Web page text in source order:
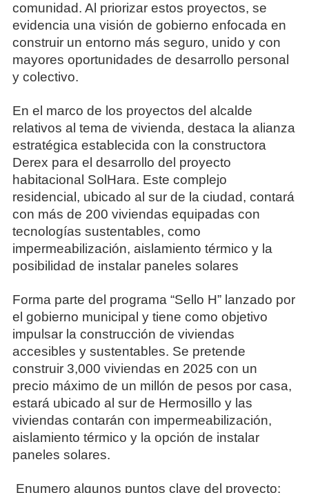
comunidad. Al priorizar estos proyectos, se
evidencia una visión de gobierno enfocada en
construir un entorno más seguro, unido y con
mayores oportunidades de desarrollo personal
y colectivo.
En el marco de los proyectos del alcalde
relativos al tema de vivienda, destaca la alianza
estratégica establecida con la constructora
Derex para el desarrollo del proyecto
habitacional SolHara. Este complejo
residencial, ubicado al sur de la ciudad, contará
con más de 200 viviendas equipadas con
tecnologías sustentables, como
impermeabilización, aislamiento térmico y la
posibilidad de instalar paneles solares
Forma parte del programa “Sello H” lanzado por
el gobierno municipal y tiene como objetivo
impulsar la construcción de viviendas
accesibles y sustentables. Se pretende
construir 3,000 viviendas en 2025 con un
precio máximo de un millón de pesos por casa,
estará ubicado al sur de Hermosillo y las
viviendas contarán con impermeabilización,
aislamiento térmico y la opción de instalar
paneles solares.
Enumero algunos puntos clave del proyecto: